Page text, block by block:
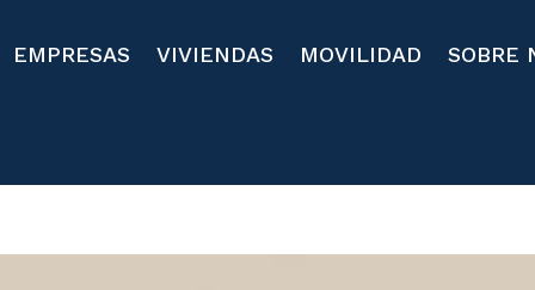
EMPRESAS VIVIENDAS MOVILIDAD SOBRE